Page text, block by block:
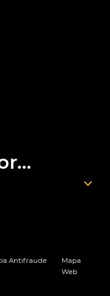
Antifraude
Mapa
Web